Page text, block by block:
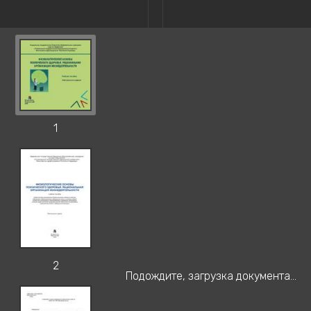
1
2
Подождите, загрузка документа...